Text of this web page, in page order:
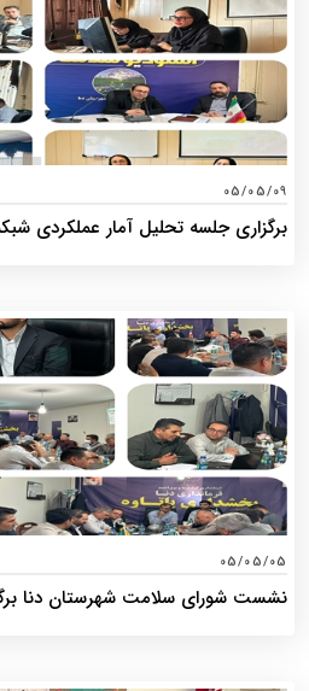
05/05/09
برگزاری جلسه تحلیل آمار عملکردی
05/05/05
نشست شورای سلامت شهرستان دنا